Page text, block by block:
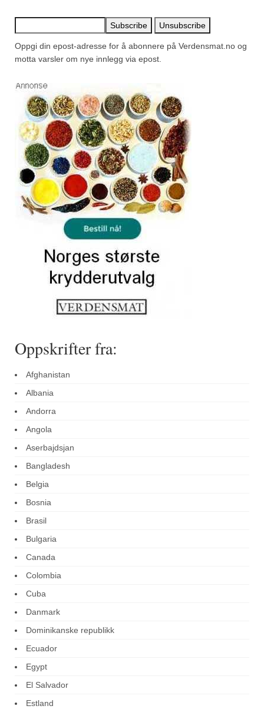
Paprikapulver, pikant
Parisisk pepper
Piment d’Espelette
Quatre épices
Rosépepper
Salvie
Sar (bønneurt)
Selleriblader
Smaken av skog
Tapaskrydder
Tomatflak
Om oss
Nettbutikk
Oppgi din epost-adresse for å abonnere på Verdensmat.no og
motta varsler om nye innlegg via epost.
Oppskrifter fra:
Afghanistan
Albania
Andorra
Angola
Aserbajdsjan
Bangladesh
Belgia
Bosnia
Brasil
Bulgaria
Canada
Colombia
Cuba
Danmark
Dominikanske republikk
Ecuador
Egypt
El Salvador
Estland